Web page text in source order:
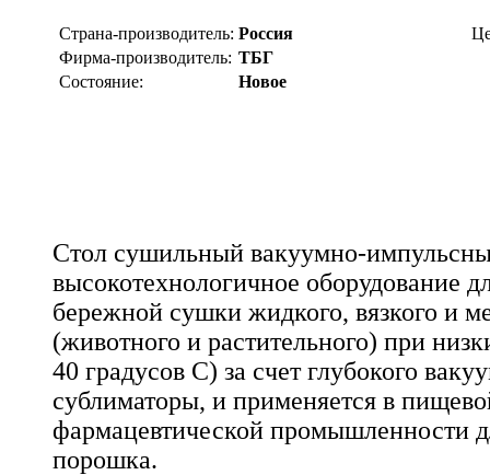
Страна-производитель: Россия
Фирма-производитель: ТБГ
Состояние:
Новое
Стол сушильный вакуумно-
высокотехнологичное оборудование
бережной сушки жидкого, вязкого и
(животного и растительного) при
40 градусов C) за счет глубокого
сублиматоры, и применяется в
фармацевтической промышленности
порошка.